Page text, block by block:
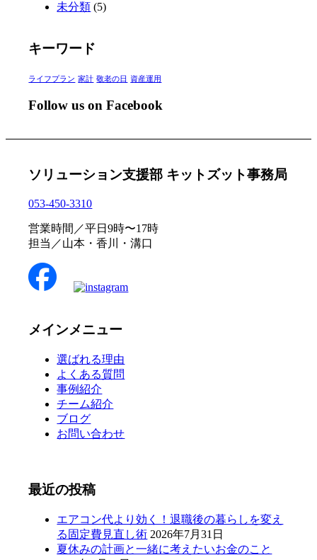
未分類 (5)
キーワード
ライフプラン 家計 敬老の日 資産運用
Follow us on Facebook
ソリューション支援部 キットズット事務局
053-450-3310
営業時間／平日9時〜17時
担当／山本・香川・溝口
メインメニュー
選ばれる理由
よくある質問
事例紹介
チーム紹介
ブログ
お問い合わせ
最近の投稿
エアコン代より効く！退職後の暮らしを変え
る固定費見直し術 2026年7月31日
夏休みの計画と一緒に考えたいお金のこと